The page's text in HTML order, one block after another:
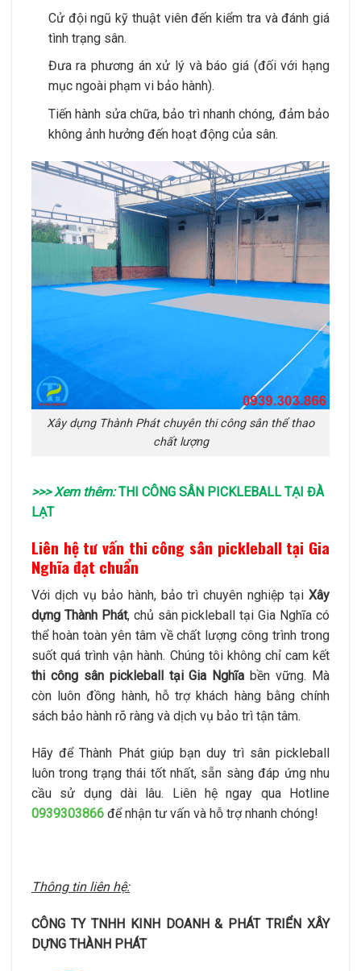
Cử đội ngũ kỹ thuật viên đến kiểm tra và đánh giá
tình trạng sân.
Đưa ra phương án xử lý và báo giá (đối với hạng
mục ngoài phạm vi bảo hành).
Tiến hành sửa chữa, bảo trì nhanh chóng, đảm bảo
không ảnh hưởng đến hoạt động của sân.
Xây dựng Thành Phát chuyên thi công sân thể thao
chất lượng
>>> Xem thêm: THI CÔNG SÂN PICKLEBALL TẠI ĐÀ
LẠT
Liên hệ tư vấn thi công sân pickleball tại Gia
Nghĩa đạt chuẩn
Với dịch vụ bảo hành, bảo trì chuyên nghiệp tại Xây
dựng Thành Phát, chủ sân pickleball tại Gia Nghĩa có
thể hoàn toàn yên tâm về chất lượng công trình trong
suốt quá trình vận hành. Chúng tôi không chỉ cam kết
thi công sân pickleball tại Gia Nghĩa bền vững. Mà
còn luôn đồng hành, hỗ trợ khách hàng bằng chính
sách bảo hành rõ ràng và dịch vụ bảo trì tận tâm.
Hãy để Thành Phát giúp bạn duy trì sân pickleball
luôn trong trạng thái tốt nhất, sẵn sàng đáp ứng nhu
cầu sử dụng dài lâu. Liên hệ ngay qua Hotline
0939303866 để nhận tư vấn và hỗ trợ nhanh chóng!
Thông tin liên hệ:
CÔNG TY TNHH KINH DOANH & PHÁT TRIỂN XÂY
DỰNG THÀNH PHÁT